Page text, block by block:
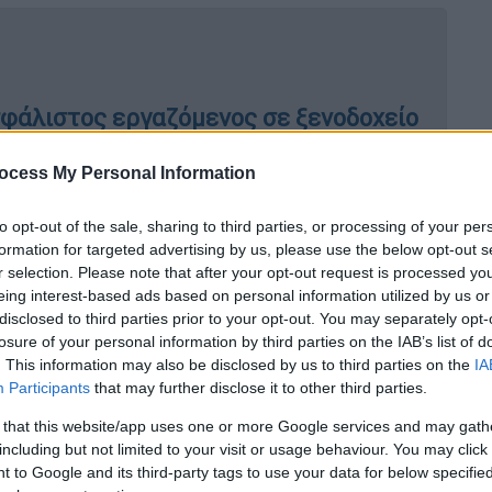
My Personal Information
opt-out of the sale, sharing to third parties, or processing of your
for targeted advertising by us, please use the below opt-out
selection. Please note that after your opt-out request is processed
interest-based ads based on personal information utilized by us
to third parties prior to your opt-out. You may separately
of your personal information by third parties on the IAB’s list of
This information may also be disclosed by us to third parties on the
Participants that may further disclose it to other third parties.
that this website/app uses one or more Google services and may
but not limited to your visit or usage behaviour. You may
to Google and its third-party tags to use your data for below
εργαζόμενος σε ξενοδοχείο
δικό τους γιατρό», λέει η
ότι έχει τακτοποιηθεί, εμείς
λέει η μητέρα του
κατήγγειλεη μητέρα του
πλευρά τους επιχείρησαν να
επιχείρησης, ωστόσο, ακόμα δεν έχουν
του,παρά τις διαβεβαιώσεις,
το θέμα έχει λυθεί.